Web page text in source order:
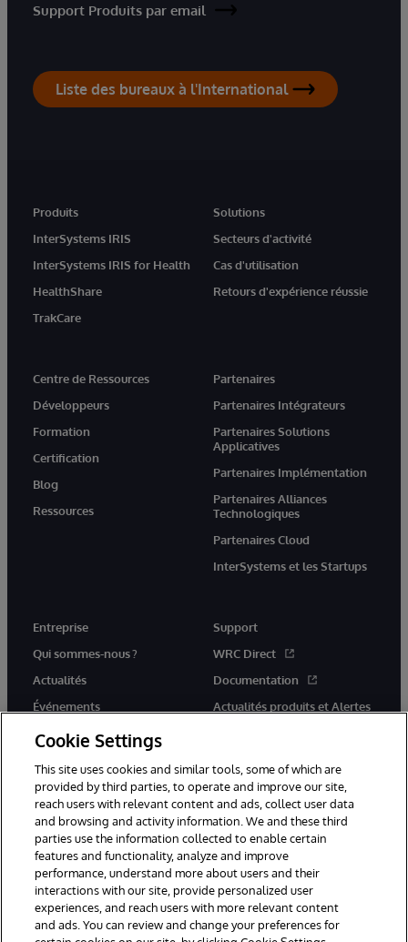
Support Produits par email
Liste des bureaux à l'International
Produits
InterSystems IRIS
InterSystems IRIS for Health
HealthShare
TrakCare
Solutions
Secteurs d'activité
Cas d'utilisation
Retours d'expérience réussie
Centre de Ressources
Développeurs
Formation
Certification
Blog
Ressources
Partenaires
Partenaires Intégrateurs
Partenaires Solutions
Applicatives
Partenaires Implémentation
Partenaires Alliances
Technologiques
Partenaires Cloud
InterSystems et les Startups
Entreprise
Qui sommes-nous ?
Actualités
Événements
Rejoignez-nous
Support
WRC Direct
Documentation
Actualités produits et Alertes
© 1996-2026 InterSystems Corporation, Cambridge, MA. Tous droits
réservés.
Mentions légales
Déclaration de confidentialité d'InterSystems Corporation
Garantie
Cookie Settings
This site uses cookies and similar tools, some of which are
provided by third parties, to operate and improve our site,
reach users with relevant content and ads, collect user data
and browsing and activity information. We and these third
parties use the information collected to enable certain
features and functionality, analyze and improve
performance, understand more about users and their
interactions with our site, provide personalized user
experiences, and reach users with more relevant content
and ads. You can review and change your preferences for